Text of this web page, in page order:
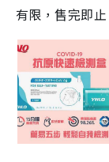
有限，售完即止